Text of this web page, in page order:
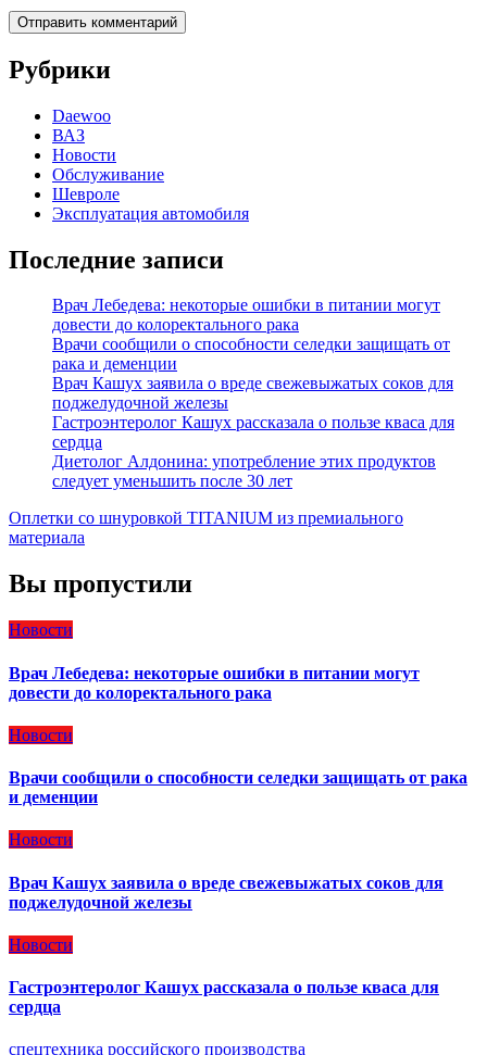
Рубрики
Daewoo
ВАЗ
Новости
Обслуживание
Шевроле
Эксплуатация автомобиля
Последние записи
Врач Лебедева: некоторые ошибки в питании могут
довести до колоректального рака
Врачи сообщили о способности селедки защищать от
рака и деменции
Врач Кашух заявила о вреде свежевыжатых соков для
поджелудочной железы
Гастроэнтеролог Кашух рассказала о пользе кваса для
сердца
Диетолог Алдонина: употребление этих продуктов
следует уменьшить после 30 лет
Оплетки со шнуровкой TITANIUM из премиального
материала
Вы пропустили
Новости
Врач Лебедева: некоторые ошибки в питании могут
довести до колоректального рака
Новости
Врачи сообщили о способности селедки защищать от рака
и деменции
Новости
Врач Кашух заявила о вреде свежевыжатых соков для
поджелудочной железы
Новости
Гастроэнтеролог Кашух рассказала о пользе кваса для
сердца
спецтехника российского производства